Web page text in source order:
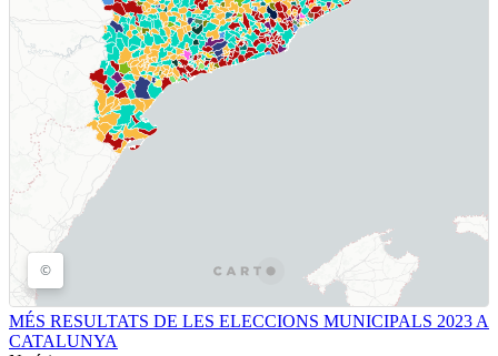
MÉS RESULTATS DE LES ELECCIONS MUNICIPALS 2023 A
CATALUNYA